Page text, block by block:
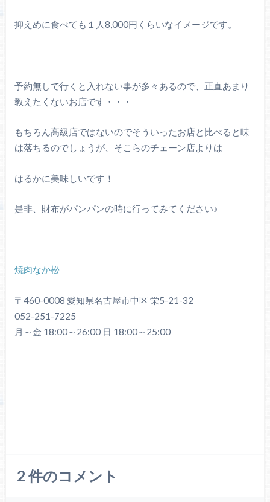
抑えめに食べても１人8,000円くらいなイメージです。
予約無しで行くと入れない事が多々あるので、正直あまり
教えたくないお店です・・・
もちろん高級店ではないのでそういったお店と比べると味
は落ちるのでしょうが、そこらのチェーン店よりは
はるかに美味しいです！
是非、財布がパンパンの時に行ってみてください♪
焼肉なか松
〒460-0008 愛知県名古屋市中区 栄5-21-32
052-251-7225
月～金 18:00～26:00 日 18:00～25:00
2 件のコメント